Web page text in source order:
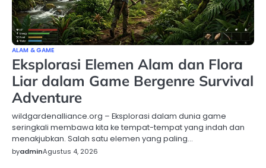
ALAM & GAME
Eksplorasi Elemen Alam dan Flora
Liar dalam Game Bergenre Survival
Adventure
wildgardenalliance.org – Eksplorasi dalam dunia game
seringkali membawa kita ke tempat-tempat yang indah dan
menakjubkan. Salah satu elemen yang paling…
byadminAgustus 4, 2026